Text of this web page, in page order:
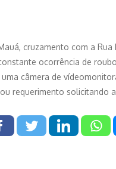
cruzamento com a
ocorrência de
câmera de
requerimento solicitando